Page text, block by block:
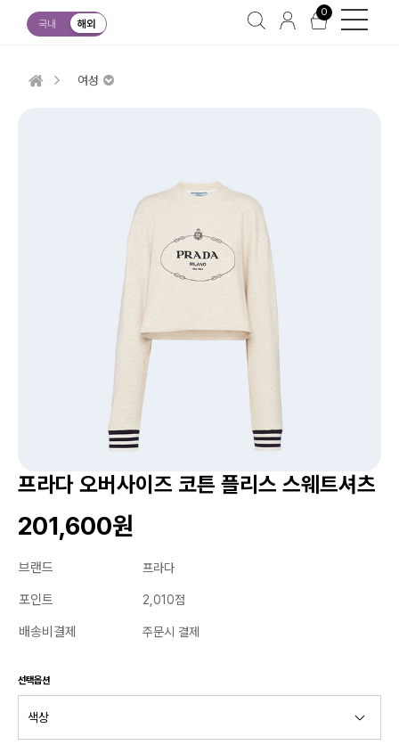
국내 해외
0
여성
프라다 오버사이즈 코튼 플리스 스웨트셔츠
201,600원
브랜드 프라다
포인트 2,010점
배송비결제 주문시 결제
선택옵션